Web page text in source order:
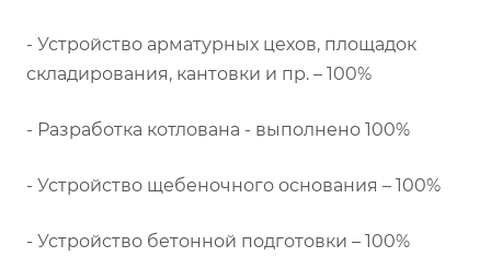
- Устройство арматурных цехов, площадок
складирования, кантовки и пр. – 100%
- Разработка котлована - выполнено 100%
- Устройство щебеночного основания – 100%
- Устройство бетонной подготовки – 100%